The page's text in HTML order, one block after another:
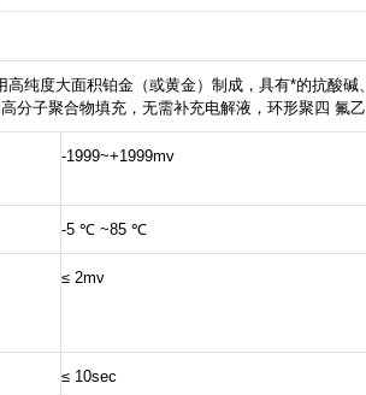
高纯度大面积铂金（或黄金）制成，具有*的抗酸
分子聚合物填充，无需补充电解液，环形聚四 氟
-1999~+1999mv
-5 ℃ ~85 ℃
≤ 2mv
≤ 10sec